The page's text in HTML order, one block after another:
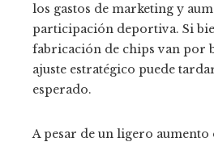
los gastos de marketing y
participación deportiva. Si
fabricación de chips van por
ajuste estratégico puede
esperado.
A pesar de un ligero aumento